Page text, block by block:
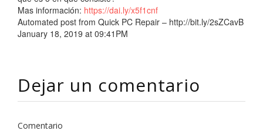
Mas información: https://dai.ly/x5f1cnf
Automated post from Quick PC Repair – http://bit.ly/2sZCavB
January 18, 2019 at 09:41PM
Dejar un comentario
Comentario